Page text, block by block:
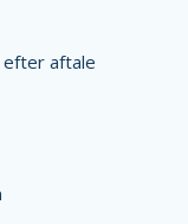
aftale